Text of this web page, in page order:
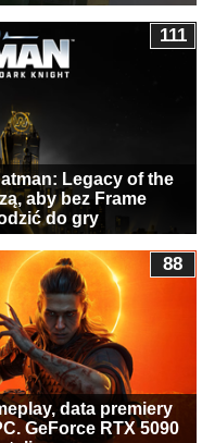
Legacy of the
aby bez Frame
do gry
111
data premiery
GeForce RTX 5090
88